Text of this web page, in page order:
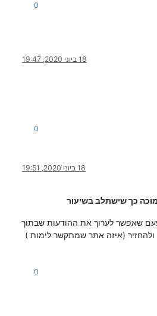
0
18 ביוני 2020, 19:47
0
18 ביוני 2020, 19:51
כך שישתלב בשיעור
פעם שאפשר לערוך את ההודעות שבתוך
ולהחזיר (איזה אתר שמתקשר לימות )
0